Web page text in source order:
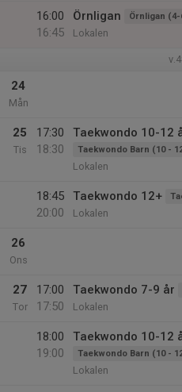
16:00
16:45
Örnligan Örnligan (4-
Lokalen
24
Mån
25
Tis
17:30
18:30
Taekwondo 10-12
Taekwondo Barn (10 -
Lokalen
18:45
20:00
Taekwondo 12+
Lokalen
26
Ons
27
Tor
17:00
17:50
Taekwondo 7-9 år
Lokalen
18:00
19:00
Taekwondo 10-12
Taekwondo Barn (10 -
Lokalen